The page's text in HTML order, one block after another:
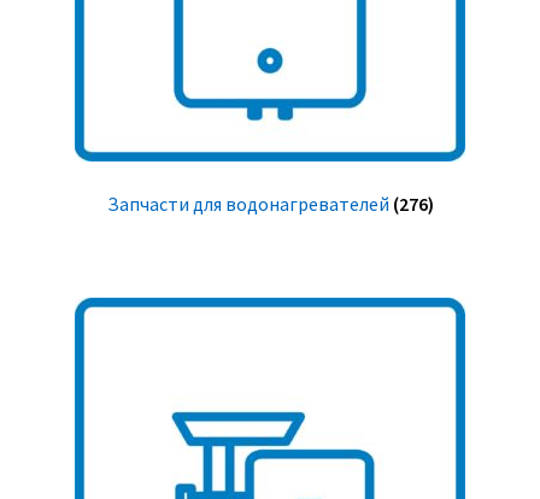
Запчасти для водонагревателей (276)